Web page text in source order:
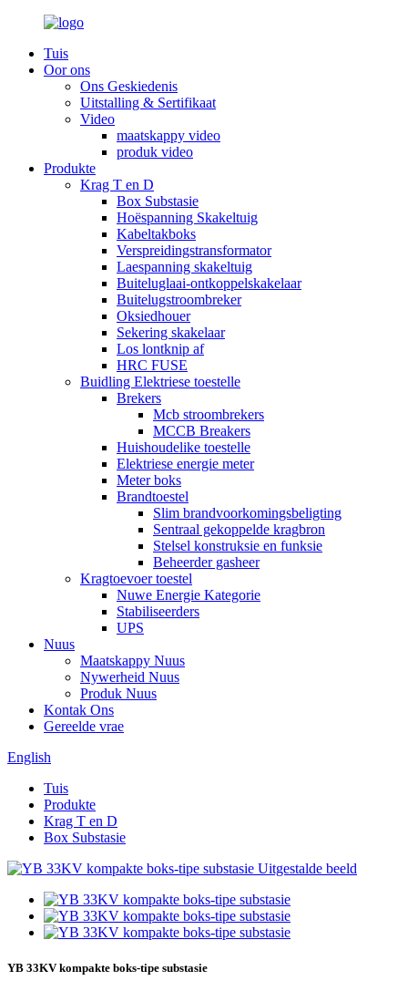
Tuis
Oor ons
Ons Geskiedenis
Uitstalling & Sertifikaat
Video
maatskappy video
produk video
Produkte
Krag T en D
Box Substasie
Hoëspanning Skakeltuig
Kabeltakboks
Verspreidingstransformator
Laespanning skakeltuig
Buiteluglaai-ontkoppelskakelaar
Buitelugstroombreker
Oksiedhouer
Sekering skakelaar
Los lontknip af
HRC FUSE
Buidling Elektriese toestelle
Brekers
Mcb stroombrekers
MCCB Breakers
Huishoudelike toestelle
Elektriese energie meter
Meter boks
Brandtoestel
Slim brandvoorkomingsbeligting
Sentraal gekoppelde kragbron
Stelsel konstruksie en funksie
Beheerder gasheer
Kragtoevoer toestel
Nuwe Energie Kategorie
Stabiliseerders
UPS
Nuus
Maatskappy Nuus
Nywerheid Nuus
Produk Nuus
Kontak Ons
Gereelde vrae
English
Tuis
Produkte
Krag T en D
Box Substasie
YB 33KV kompakte boks-tipe substasie